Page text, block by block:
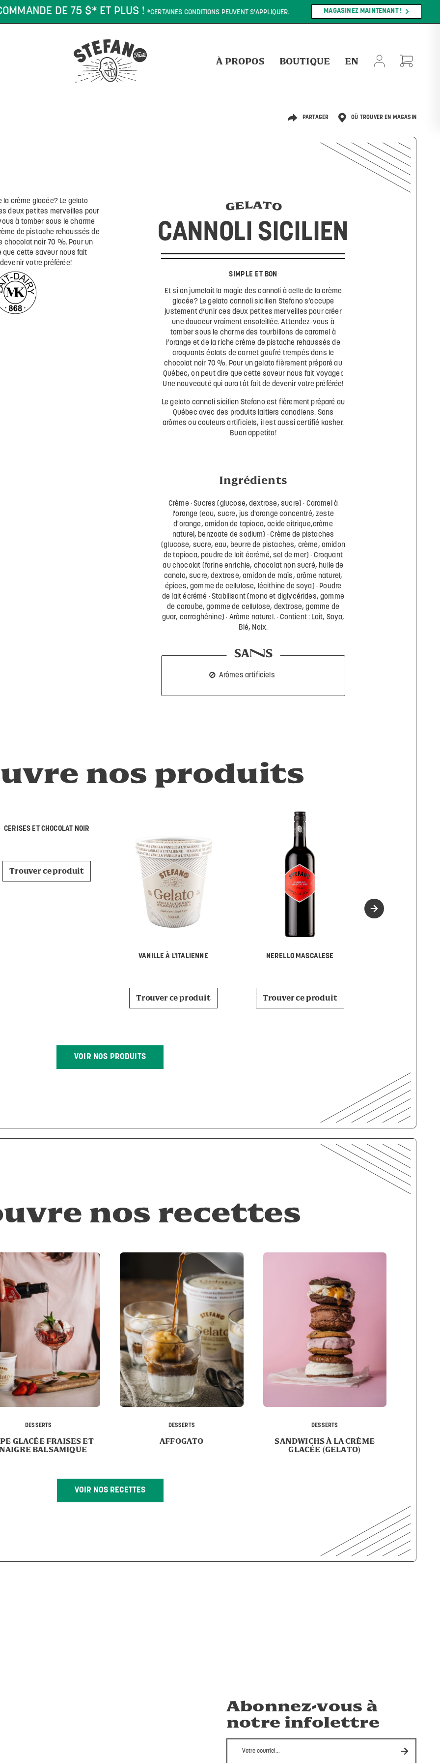
DE 75 $* ET PLUS !*CERTAINES CONDITIONS PEUVENT S'APPLIQUER. MAGASINEZ MAINTENANT !
À PROPOS BOUTIQUE EN
PARTAGER OÙ TROUVER EN MAGASIN
GELATO
CANNOLI SICILIEN
SIMPLE ET BON
Et si on jumelait la magie des cannoli à celle de la crème
glacée? Le gelato cannoli sicilien Stefano s’occupe
justement d’unir ces deux petites merveilles pour créer
une douceur vraiment ensoleillée. Attendez-vous à
tomber sous le charme des tourbillons de caramel à
l’orange et de la riche crème de pistache rehaussés de
croquants éclats de cornet gaufré trempés dans le
chocolat noir 70 %. Pour un gelato fièrement préparé au
Québec, on peut dire que cette saveur nous fait voyager.
Une nouveauté qui aura tôt fait de devenir votre préférée!
Le gelato cannoli sicilien Stefano est fièrement préparé au
Québec avec des produits laitiers canadiens. Sans
arômes ou couleurs artificiels, il est aussi certifié kasher.
Buon appetito!
Ingrédients
Crème Sucres (glucose, dextrose, sucre)
Caramel à
l'orange (eau, sucre, jus d'orange concentré, zeste
d'orange, amidon de tapioca, acide citrique,arôme
naturel, benzoate de sodium)
Crème de pistaches
(glucose, sucre, eau, beurre de pistaches, crème, amidon
de tapioca, poudre de lait écrémé, sel de mer)
Croquant
au chocolat (farine enrichie, chocolat non sucré, huile de
canola, sucre, dextrose, amidon de maïs, arôme naturel,
épices, gomme de cellulose, lécithine de soya)
Poudre
de lait écrémé
Stabilisant (mono et diglycérides, gomme
de caroube, gomme de cellulose, dextrose, gomme de
guar, carraghénine)
Arôme naturel.
Contient : Lait, Soya,
Blé, Noix.
Arômes artificiels
nos produits
CERISES ET CHOCOLAT NOIR
Trouver ce produit
VANILLE À L'ITALIENNE
Trouver ce produit
NERELLO MASCALESE
Trouver ce produit
VOIR NOS PRODUITS
nos recettes
DESSERTS
GLACÉE FRAISES ET
BALSAMIQUE
DESSERTS
AFFOGATO
DESSERTS
SANDWICHS À LA CRÈME
GLACÉE (GELATO)
VOIR NOS RECETTES
Abonnez-vous à
notre infolettre